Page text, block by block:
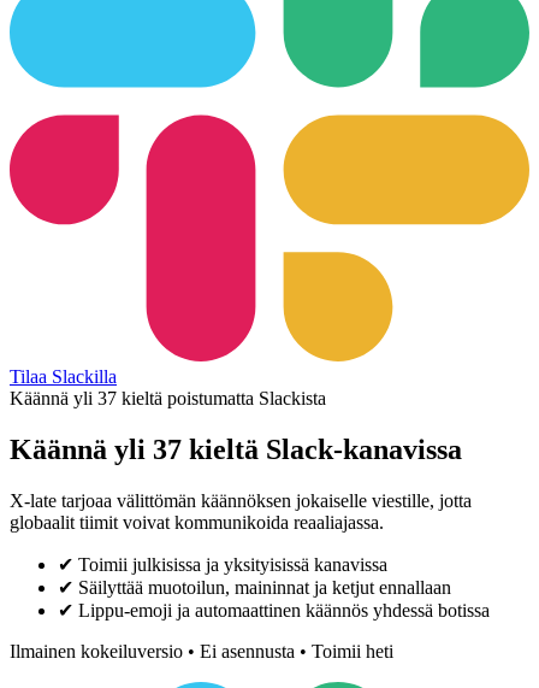
Tilaa Slackilla
Käännä yli 37 kieltä poistumatta Slackista
Käännä yli 37 kieltä Slack-kanavissa
X-late tarjoaa välittömän käännöksen jokaiselle viestille, jotta
globaalit tiimit voivat kommunikoida reaaliajassa.
✔ Toimii julkisissa ja yksityisissä kanavissa
✔ Säilyttää muotoilun, maininnat ja ketjut ennallaan
✔ Lippu-emoji ja automaattinen käännös yhdessä botissa
Ilmainen kokeiluversio • Ei asennusta • Toimii heti